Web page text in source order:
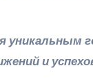
уникальным
и